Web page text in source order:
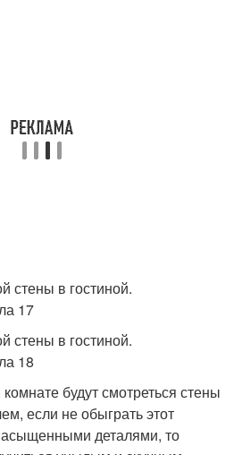
будут смотреться стены
если не обыграть этот
деталями, то